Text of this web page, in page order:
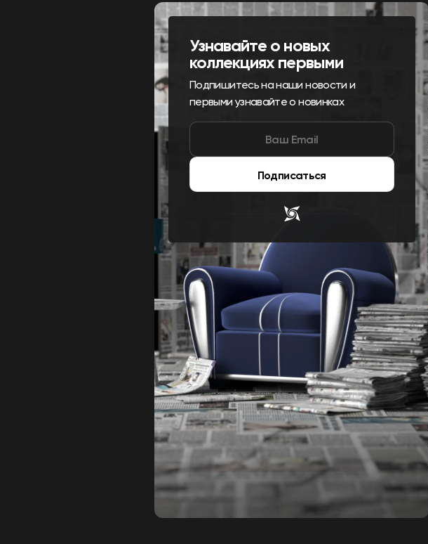
Узнавайте о новых
коллекциях первыми
Подпишитесь на наши новости и
первыми узнавайте о новинках
Подписаться